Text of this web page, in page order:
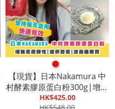
●
【現貨】日本Nakamura 中
村酵素膠原蛋白粉300g|增強
皮膚彈性|提供營養|改善睡
HK$425.00